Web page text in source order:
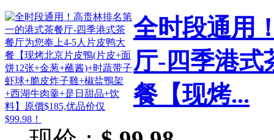
全时段通用
厅-四季港式
餐【现烤...